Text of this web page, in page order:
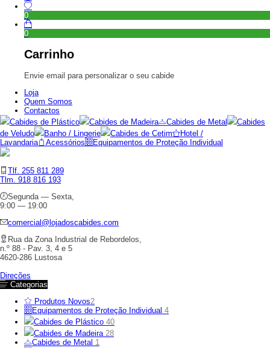
0
0
Carrinho
Envie email para personalizar o seu cabide
Loja
Quem Somos
Contactos
Cabides de Plástico
Cabides de Madeira Cabides de Metal
Cabides
de Veludo
Banho / Lingerie Cabides de Cetim
Hotel /
Lavandaria
Acessórios Equipamentos de Proteção Individual
Tlf. 255 811 289
Tlm. 918 816 193
Segunda — Sexta,
9:00 — 19:00
comercial@lojadoscabides.com
Rua da Zona Industrial de Rebordelos,
n.º 88 - Pav. 3, 4 e 5
4620-286 Lustosa
Direções
Categorias
Produtos Novos2
Equipamentos de Proteção Individual 4
Cabides de Plástico 40
Cabides de Madeira 28
Cabides de Metal 1